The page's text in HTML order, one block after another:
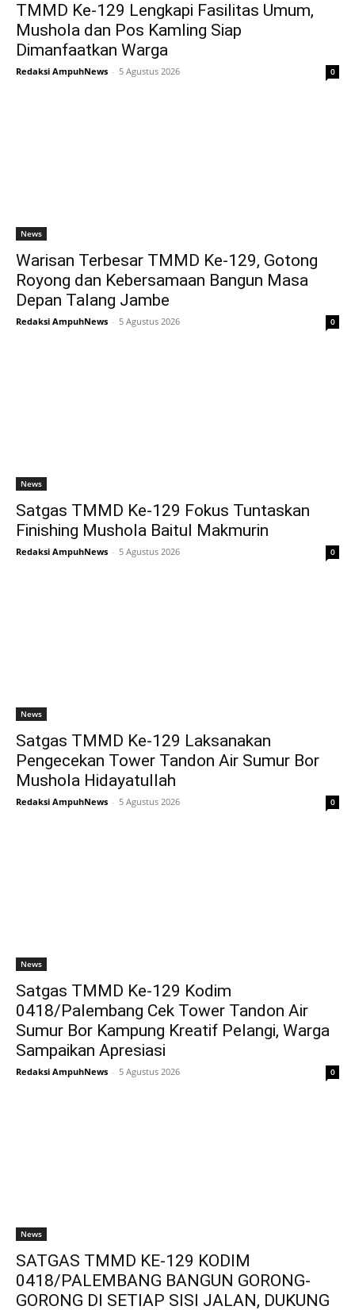
TMMD Ke-129 Lengkapi Fasilitas Umum,
Mushola dan Pos Kamling Siap
Dimanfaatkan Warga
Redaksi AmpuhNews - 5 Agustus 2026 0
News
Warisan Terbesar TMMD Ke-129, Gotong
Royong dan Kebersamaan Bangun Masa
Depan Talang Jambe
Redaksi AmpuhNews - 5 Agustus 2026 0
News
Satgas TMMD Ke-129 Fokus Tuntaskan
Finishing Mushola Baitul Makmurin
Redaksi AmpuhNews - 5 Agustus 2026 0
News
Satgas TMMD Ke-129 Laksanakan
Pengecekan Tower Tandon Air Sumur Bor
Mushola Hidayatullah
Redaksi AmpuhNews - 5 Agustus 2026 0
News
Satgas TMMD Ke-129 Kodim
0418/Palembang Cek Tower Tandon Air
Sumur Bor Kampung Kreatif Pelangi, Warga
Sampaikan Apresiasi
Redaksi AmpuhNews - 5 Agustus 2026 0
News
SATGAS TMMD KE-129 KODIM
0418/PALEMBANG BANGUN GORONG-
GORONG DI SETIAP SISI JALAN, DUKUNG